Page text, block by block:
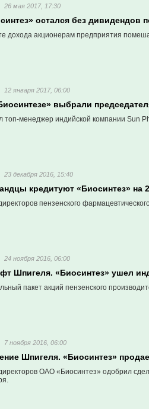
26 мая 2017, 17:30
остался без дивидендов
дохода акционерам предприятия
12 января 2017, 06:00
выбрали
топ-менеджер индийской компании Sun
23 декабря 2016, 15:40
кредитуют «Биосинтез» на
пензенского
24 ноября 2016, 06:00
Шпигеля. «Биосинтез» ушел
пакет акций пензенского
7 ноября 2016, 06:00
Шпигеля. «Биосинтез»
ОАО «Биосинтез» одобрил